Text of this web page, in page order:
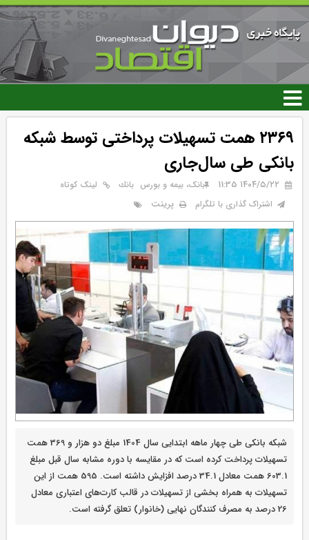
رفتن
محتوای
اصلی
۲۳۶۹ همت تسهیلات پرداختی توسط شبکه
بانکی طی سال‌جاری
۱۴۰۴/۵/۲۲ 11:35 بانک، بیمه و بورس بانك
لینک کوتاه
اشتراک گذاری با تلگرام
پرینت
شبکه بانکی طی چهار ماهه ابتدایی سال 1404 مبلغ دو هزار و 369 همت
تسهیلات پرداخت کرده است که در مقایسه با دوره مشابه سال قبل مبلغ
603.1 همت معادل 34.1 درصد افزايش داشته است. 595 همت از این
تسهیلات به همراه بخشی از تسهیلات در قالب کارت‌های اعتباری معادل
26 درصد به مصرف کنندگان نهایی (خانوار) تعلق گرفته است.